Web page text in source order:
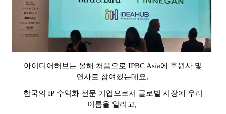
아이디어허브는 올해 처음으로 IPBC Asia에 후원사 및
연사로 참여했는데요,
한국의 IP 수익화 전문 기업으로서 글로벌 시장에 우리
이름을 알리고,